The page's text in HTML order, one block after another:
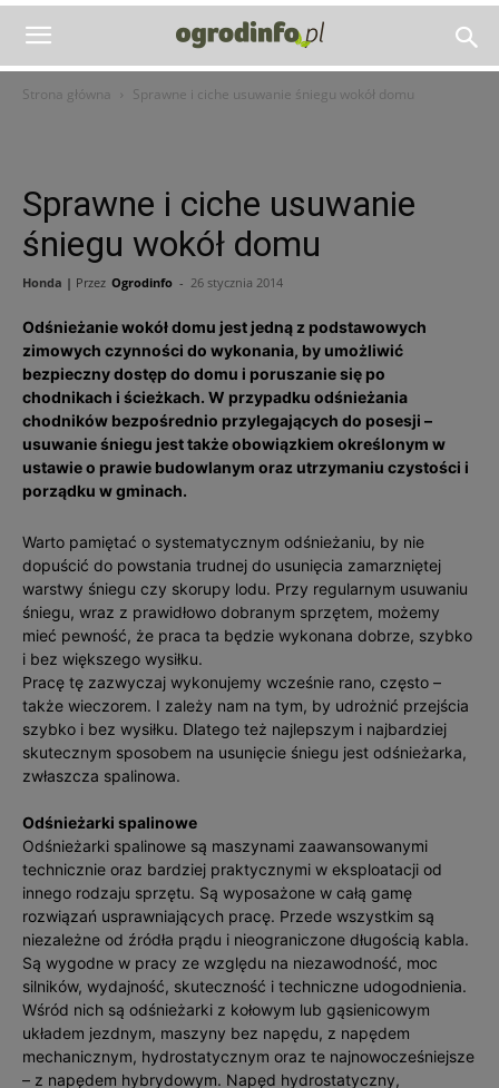
Strona główna Sprawne i ciche usuwanie śniegu wokół domu
Sprawne i ciche usuwanie
śniegu wokół domu
Honda | Przez Ogrodinfo - 26 stycznia 2014
Odśnieżanie wokół domu jest jedną z podstawowych
zimowych czynności do wykonania, by umożliwić
bezpieczny dostęp do domu i poruszanie się po
chodnikach i ścieżkach. W przypadku odśnieżania
chodników bezpośrednio przylegających do posesji –
usuwanie śniegu jest także obowiązkiem określonym w
ustawie o prawie budowlanym oraz utrzymaniu czystości i
porządku w gminach.
Warto pamiętać o systematycznym odśnieżaniu, by nie
dopuścić do powstania trudnej do usunięcia zamarzniętej
warstwy śniegu czy skorupy lodu. Przy regularnym usuwaniu
śniegu, wraz z prawidłowo dobranym sprzętem, możemy
mieć pewność, że praca ta będzie wykonana dobrze, szybko
i bez większego wysiłku.
Pracę tę zazwyczaj wykonujemy wcześnie rano, często –
także wieczorem. I zależy nam na tym, by udrożnić przejścia
szybko i bez wysiłku. Dlatego też najlepszym i najbardziej
skutecznym sposobem na usunięcie śniegu jest odśnieżarka,
zwłaszcza spalinowa.
Odśnieżarki spalinowe
Odśnieżarki spalinowe są maszynami zaawansowanymi
technicznie oraz bardziej praktycznymi w eksploatacji od
innego rodzaju sprzętu. Są wyposażone w całą gamę
rozwiązań usprawniających pracę. Przede wszystkim są
niezależne od źródła prądu i nieograniczone długością kabla.
Są wygodne w pracy ze względu na niezawodność, moc
silników, wydajność, skuteczność i techniczne udogodnienia.
Wśród nich są odśnieżarki z kołowym lub gąsienicowym
układem jezdnym, maszyny bez napędu, z napędem
mechanicznym, hydrostatycznym oraz te najnowocześniejsze
– z napędem hybrydowym. Napęd hydrostatyczny,